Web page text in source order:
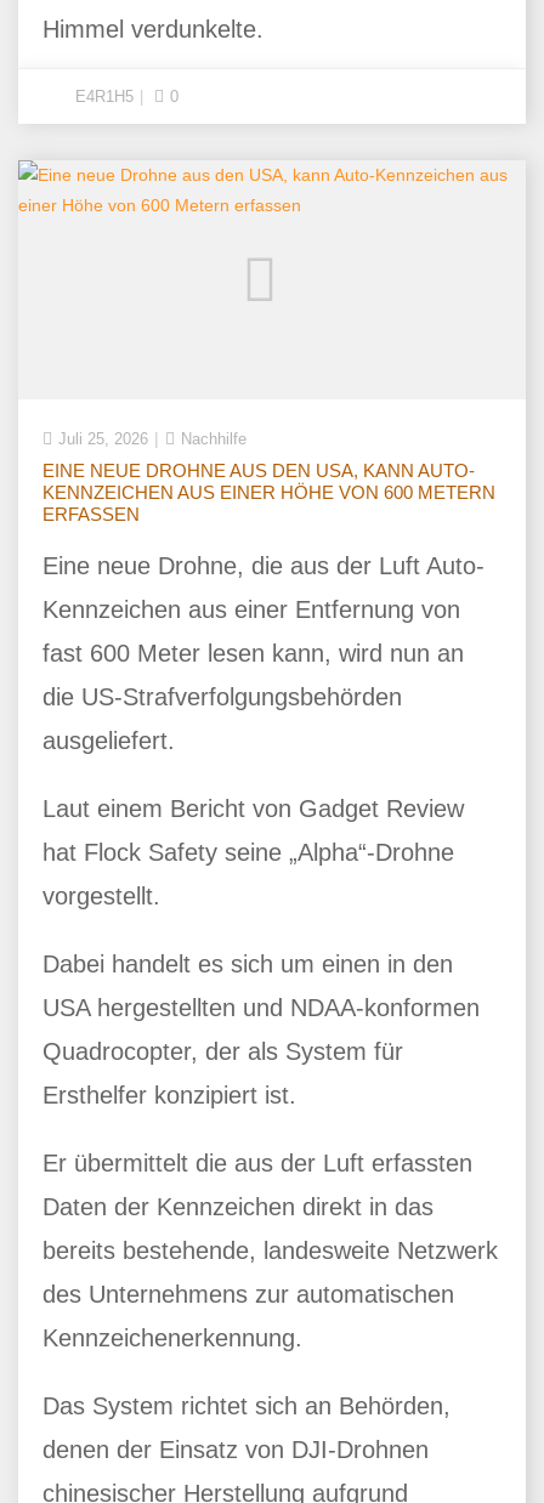
Himmel verdunkelte.
E4R1H5 0
Juli 25, 2026 Nachhilfe
EINE NEUE DROHNE AUS DEN USA, KANN AUTO-
KENNZEICHEN AUS EINER HÖHE VON 600 METERN
ERFASSEN
Eine neue Drohne, die aus der Luft Auto-
Kennzeichen aus einer Entfernung von
fast 600 Meter lesen kann, wird nun an
die US-Strafverfolgungsbehörden
ausgeliefert.
Laut einem Bericht von Gadget Review
hat Flock Safety seine „Alpha“-Drohne
vorgestellt.
Dabei handelt es sich um einen in den
USA hergestellten und NDAA-konformen
Quadrocopter, der als System für
Ersthelfer konzipiert ist.
Er übermittelt die aus der Luft erfassten
Daten der Kennzeichen direkt in das
bereits bestehende, landesweite Netzwerk
des Unternehmens zur automatischen
Kennzeichenerkennung.
Das System richtet sich an Behörden,
denen der Einsatz von DJI-Drohnen
chinesischer Herstellung aufgrund